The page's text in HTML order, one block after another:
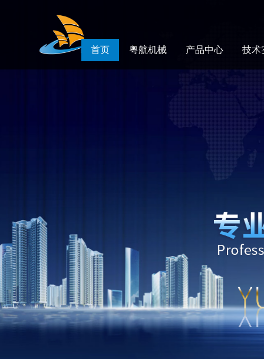
首页 粤航机械 产品中心 技术